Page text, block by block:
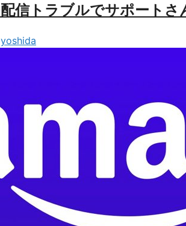
信トラブルでサポートさ
yoshida